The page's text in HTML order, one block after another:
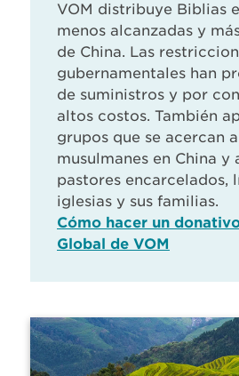
VOM distribuye Biblias
menos alcanzadas y
de China. Las
gubernamentales han
de suministros y por
altos costos. También
grupos que se acercan
musulmanes en China y
pastores encarcelados,
iglesias y sus familias.
Cómo hacer un
Global de VOM